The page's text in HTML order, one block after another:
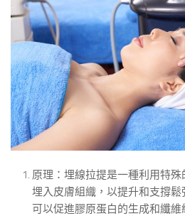
原理：埋線拉提是一種利用特
埋入皮膚組織，以提升和支撐
可以促進膠原蛋白的生成和纖